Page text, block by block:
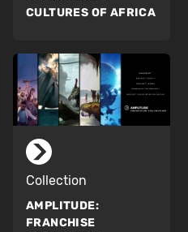
CULTURES OF AFRICA
Collection
AMPLITUDE:
FRANCHISE